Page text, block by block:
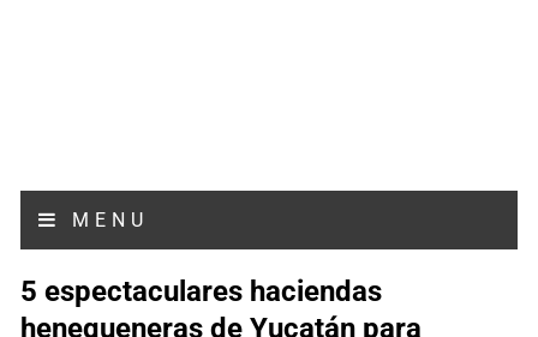
MENU
5 espectaculares haciendas
henequeneras de Yucatán para